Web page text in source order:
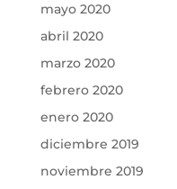
mayo 2020
abril 2020
marzo 2020
febrero 2020
enero 2020
diciembre 2019
noviembre 2019